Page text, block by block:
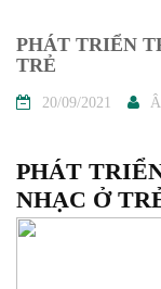
PHÁT TRIỂN
TRẺ
20/09/2021
PHÁT
NHẠC Ở